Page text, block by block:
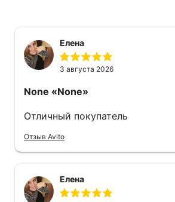
Елена
3 августа 2026
None «None»
Отличный покупатель
Отзыв Avito
Елена